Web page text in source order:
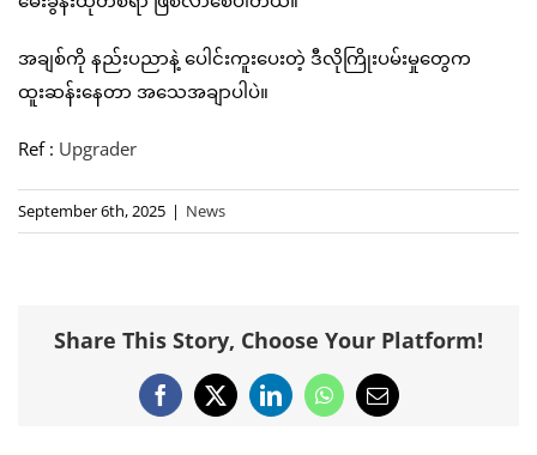
အချစ်ကို နည်းပညာနဲ့ ပေါင်းကူးပေးတဲ့ ဒီလိုကြိုးပမ်းမှုတွေက
ထူးဆန်းနေတာ အသေအချာပါပဲ။
Ref : Upgrader
September 6th, 2025 | News
Share This Story, Choose Your Platform!
Facebook
X LinkedInWhatsApp
Email